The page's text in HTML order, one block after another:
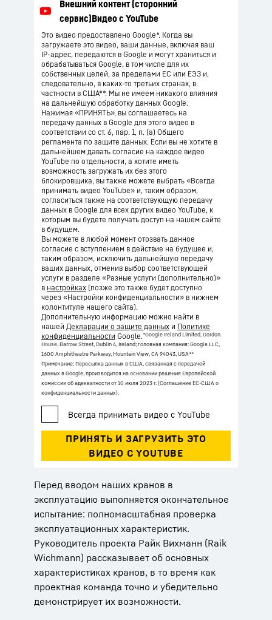
Это видео предоставлено Google*. Когда вы
загружаете это видео, ваши данные, включая ваш
IP-адрес, передаются в Google и могут храниться и
обрабатываться Google, в том числе для их
собственных целей, за пределами ЕС или ЕЭЗ и,
следовательно, в каких-то третьих странах, в
частности в США**. Мы не имеем никакого влияния
на дальнейшую обработку данных Google.
Нажимая «ПРИНЯТЬ», вы соглашаетесь на
передачу данных в Google для этого видео в
соответствии со ст. 6, пар. 1, п. (а) Общего
регламента по защите данных. Если вы не хотите в
дальнейшем давать согласие на каждое видео
YouTube по отдельности, а хотите иметь
возможность загружать их без этого
блокировщика, вы также можете выбрать «Всегда
принимать видео YouTube» и, таким образом,
согласиться также на соответствующую передачу
данных в Google для всех других видео YouTube, к
которым вы будете получать доступ на нашем сайте
в будущем.
Вы можете в любой момент отозвать данное
согласие с вступлением в действие на будущее и,
таким образом, исключить дальнейшую передачу
ваших данных, отменив выбор соответствующей
услуги в разделе «Разные услуги (дополнительно)»
в настройках (позже это также будет доступно
через «Настройки конфиденциальности» в нижнем
колонтитуле нашего сайта).
Дополнительную информацию можно найти в
нашей Декларации о защите данных и Политике
конфиденциальности Google.*Google Ireland Limited, Gordon
House, Barrow Street, Dublin 4, Ireland; головная компания: Google LLC,
1600 Amphitheatre Parkway, Mountain View, CA 94043, USA**
Примечание: Пересылка данных в США, связанная с передачей
данных в Google, производится на основании решения Европейской
комиссии об адекватности от 10 июля 2023 г. (Соглашение ЕС-США о
конфиденциальности данных).
Перед вводом наших кранов в
эксплуатацию выполняется окончательное
испытание: полномасштабная проверка
эксплуатационных характеристик.
Руководитель проекта Райк Вихманн (Raik
Wichmann) рассказывает об основных
характеристиках кранов, в то время как
проектная команда точно и убедительно
демонстрирует их возможности.